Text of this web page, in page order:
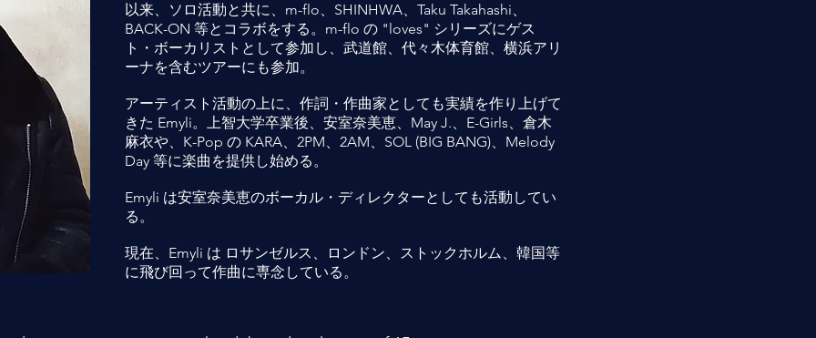
以来、ソロ活動と共に、m-flo、SHINHWA、Taku Takahashi、
BACK-ON 等とコラボをする。m-flo の "loves" シリーズにゲス
ト・ボーカリストとして参加し、武道館、代々木体育館、横浜アリ
ーナを含むツアーにも参加。
アーティスト活動の上に、作詞・作曲家としても実績を作り上げて
きた Emyli。上智大学卒業後、安室奈美恵、May J.、E-Girls、倉木
麻衣や、K-Pop の KARA、2PM、2AM、SOL (BIG BANG)、Melody
Day 等に楽曲を提供し始める。
Emyli は安室奈美恵のボーカル・ディレクターとしても活動してい
る。
現在、Emyli は ロサンゼルス、ロンドン、ストックホルム、韓国等
に飛び回って作曲に専念している。